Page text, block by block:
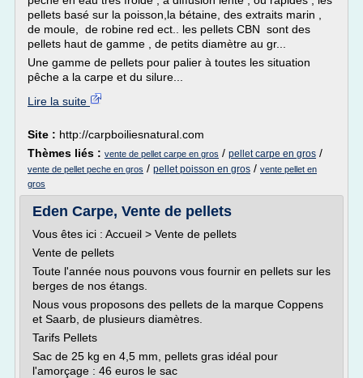
pellets basé sur la poisson,la bétaine, des extraits marin ,
de moule, de robine red ect.. les pellets CBN sont des
pellets haut de gamme , de petits diamètre au gr...
Une gamme de pellets pour palier à toutes les situation
pêche a la carpe et du silure...
Lire la suite
Site : http://carpboiliesnatural.com
Thèmes liés : vente de pellet carpe en gros / pellet carpe en gros /
vente de pellet peche en gros / pellet poisson en gros / vente pellet en
gros
Eden Carpe, Vente de pellets
Vous êtes ici : Accueil > Vente de pellets
Vente de pellets
Toute l'année nous pouvons vous fournir en pellets sur les
berges de nos étangs.
Nous vous proposons des pellets de la marque Coppens
et Saarb, de plusieurs diamètres.
Tarifs Pellets
Sac de 25 kg en 4,5 mm, pellets gras idéal pour
l'amorçage : 46 euros le sac